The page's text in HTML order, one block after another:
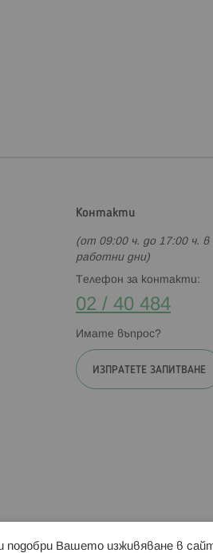
Контакти
(от 09:00 ч. до 17:00 ч. в
работни дни)
Телефон за контакти:
02 / 40 484
Имате въпрос?
ИЗПРАТЕТЕ ЗАПИТВАНЕ
подобри Вашето изживяване в